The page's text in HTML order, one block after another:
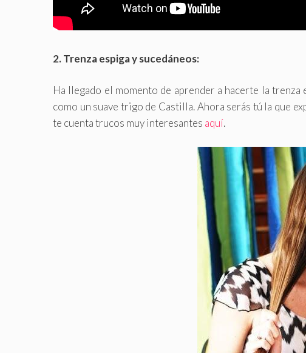
2. Trenza espiga y sucedáneos:
Ha llegado el momento de aprender a hacerte la
como un suave trigo de Castilla. Ahora serás tú la que
te cuenta trucos muy interesantes aquí.